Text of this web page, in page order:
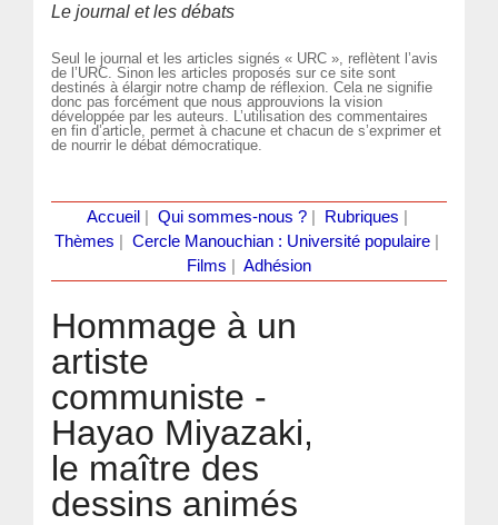
Le journal et les débats
Seul le journal et les articles signés « URC », reflètent l’avis
de l’URC. Sinon les articles proposés sur ce site sont
destinés à élargir notre champ de réflexion. Cela ne signifie
donc pas forcément que nous approuvions la vision
développée par les auteurs. L’utilisation des commentaires
en fin d’article, permet à chacune et chacun de s’exprimer et
de nourrir le débat démocratique.
Accueil Qui sommes-nous ?| Rubriques
Thèmes
Cercle Manouchian : Université populaire
Films
Adhésion
Hommage à un
artiste
communiste -
Hayao Miyazaki,
le maître des
dessins animés